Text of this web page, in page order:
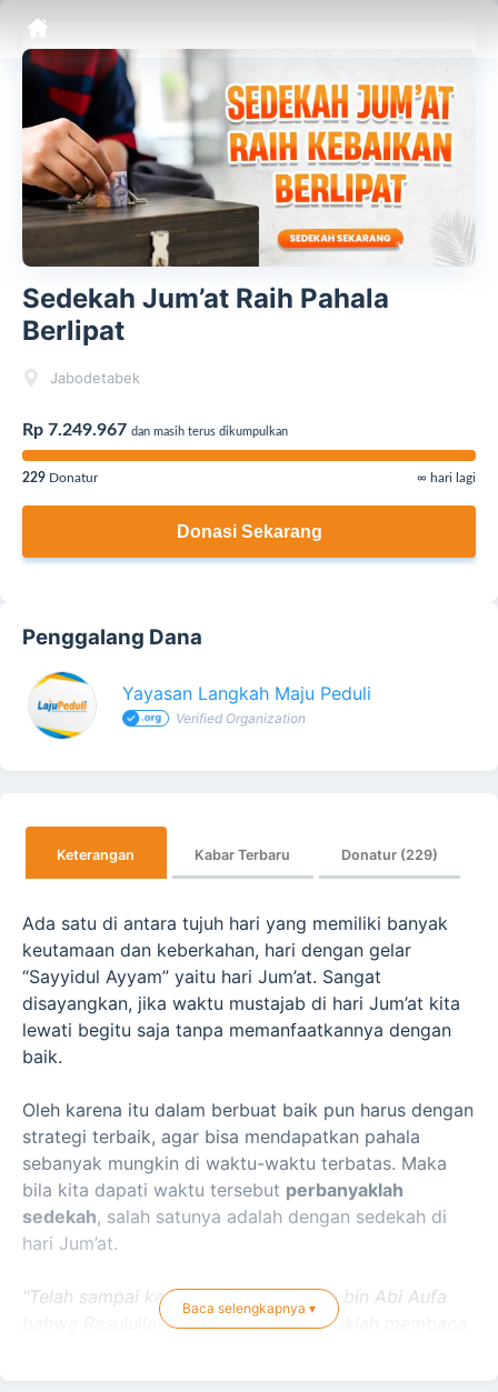
Sedekah Jum’at Raih Pahala
Berlipat
Jabodetabek
Rp 7.249.967 dan masih terus dikumpulkan
229 Donatur ∞ hari lagi
Donasi Sekarang
Penggalang Dana
Yayasan Langkah Maju Peduli
Verified Organization
Keterangan Kabar Terbaru Donatur (229)
Ada satu di antara tujuh hari yang memiliki banyak
keutamaan dan keberkahan, hari dengan gelar
“Sayyidul Ayyam” yaitu hari Jum’at. Sangat
disayangkan, jika waktu mustajab di hari Jum’at kita
lewati begitu saja tanpa memanfaatkannya dengan
baik.
Oleh karena itu dalam berbuat baik pun harus dengan
strategi terbaik, agar bisa mendapatkan pahala
sebanyak mungkin di waktu-waktu terbatas. Maka
bila kita dapati waktu tersebut perbanyaklah
sedekah, salah satunya adalah dengan sedekah di
hari Jum’at.
"Telah sampai kepadaku dari Abdillah bin Abi Aufa
bahwa Rasulullah bersabda, 'Perbanyaklah membaca
selawat itu tersampaikan dan aku dengar'. Nabi
Baca selengkapnya ▾